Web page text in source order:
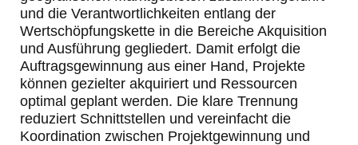
und die Verantwortlichkeiten entlang der
Wertschöpfungskette in die Bereiche Akquisition
und Ausführung gegliedert. Damit erfolgt die
Auftragsgewinnung aus einer Hand, Projekte
können gezielter akquiriert und Ressourcen
optimal geplant werden. Die klare Trennung
reduziert Schnittstellen und vereinfacht die
Koordination zwischen Projektgewinnung und